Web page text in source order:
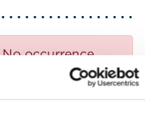
occurrence